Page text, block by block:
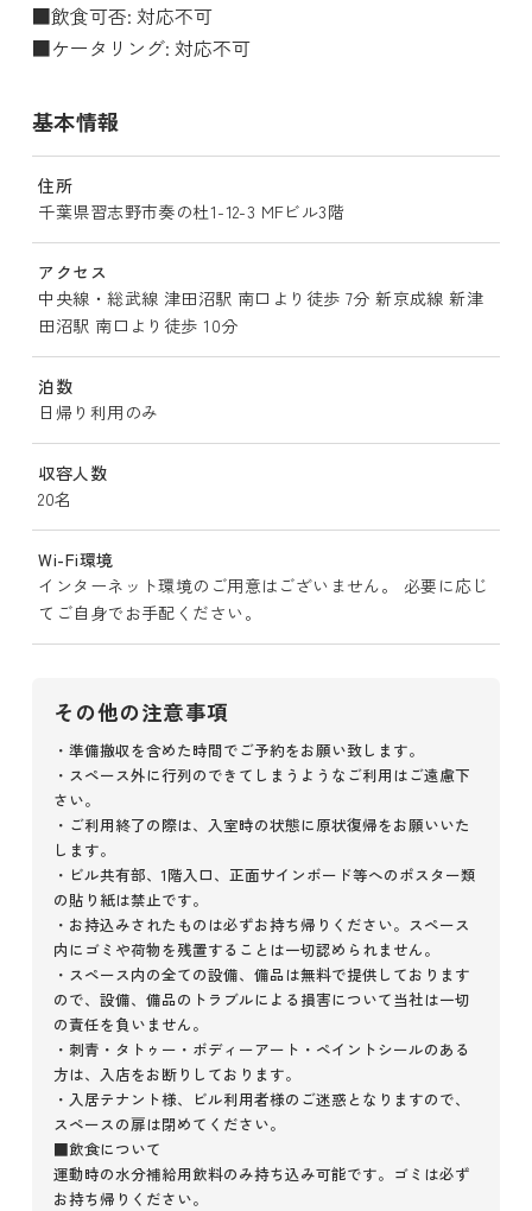
■飲食可否: 対応不可
■ケータリング: 対応不可
基本情報
住所
千葉県習志野市奏の杜1-12-3 MFビル3階
アクセス
中央線・総武線 津田沼駅 南口より徒歩 7分 新京成線 新津
田沼駅 南口より徒歩 10分
泊数
日帰り利用のみ
収容人数
20名
Wi-Fi環境
インターネット環境のご用意はございません。 必要に応じ
てご自身でお手配ください。
その他の注意事項
・準備撤収を含めた時間でご予約をお願い致します。
・スペース外に行列のできてしまうようなご利用はご遠慮下
さい。
・ご利用終了の際は、入室時の状態に原状復帰をお願いいた
します。
・ビル共有部、1階入口、正面サインボード等へのポスター類
の貼り紙は禁止です。
・お持込みされたものは必ずお持ち帰りください。スペース
内にゴミや荷物を残置することは一切認められません。
・スペース内の全ての設備、備品は無料で提供しております
ので、設備、備品のトラブルによる損害について当社は一切
の責任を負いません。
・刺青・タトゥー・ボディーアート・ペイントシールのある
方は、入店をお断りしております。
・入居テナント様、ビル利用者様のご迷惑となりますので、
スペースの扉は閉めてください。
■飲食について
運動時の水分補給用飲料のみ持ち込み可能です。ゴミは必ず
お持ち帰りください。